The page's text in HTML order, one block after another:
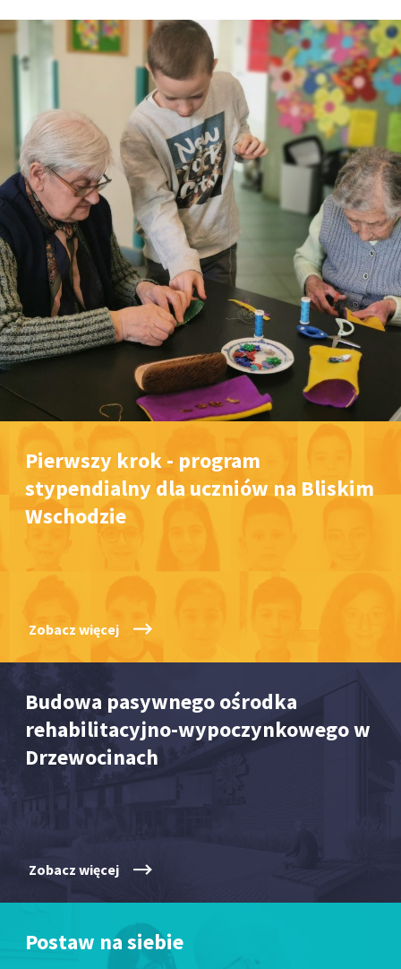
Pierwszy krok - program
stypendialny dla uczniów na Bliskim
Wschodzie
Zobacz więcej
Budowa pasywnego ośrodka
rehabilitacyjno-wypoczynkowego w
Drzewocinach
Zobacz więcej
Postaw na siebie